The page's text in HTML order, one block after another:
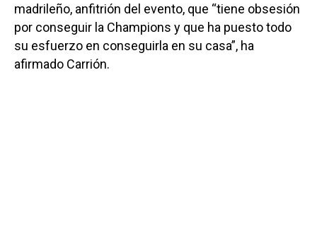
madrileño, anfitrión del evento, que “tiene obsesión
por conseguir la Champions y que ha puesto todo
su esfuerzo en conseguirla en su casa”, ha
afirmado Carrión.